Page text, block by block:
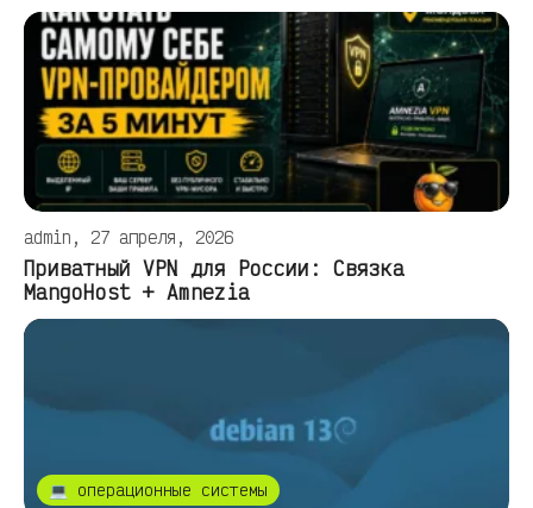
admin, 27 апреля, 2026
Приватный VPN для России: Связка
MangoHost + Amnezia
💻 операционные системы